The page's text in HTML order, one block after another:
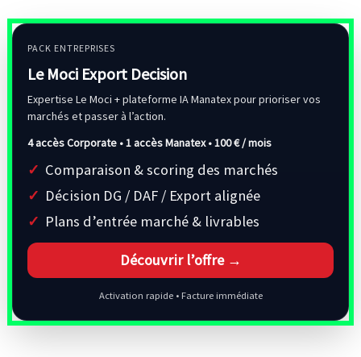
PACK ENTREPRISES
Le Moci Export Decision
Expertise Le Moci + plateforme IA Manatex pour prioriser vos
marchés et passer à l’action.
4 accès Corporate • 1 accès Manatex •100 € / mois
Comparaison & scoring des marchés
Décision DG / DAF / Export alignée
Plans d’entrée marché & livrables
Découvrir l’offre →
Activation rapide • Facture immédiate